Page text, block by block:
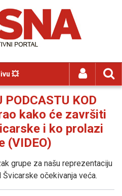
💥
KOD
kako će završiti
i ko prolazi
(VIDEO)
grupe za našu reprezentaciju
očekivanja veća.